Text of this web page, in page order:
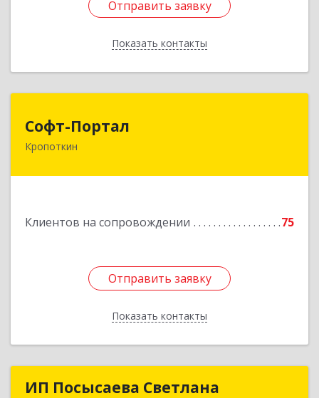
Отправить заявку
Показать контакты
Отправить заявку
Назад
Софт-Портал
Кропоткин
Клиентов на сопровождении 75
Отправить заявку
Показать контакты
352395, Краснодарский край, Кавказский р-н,
Отправить заявку
Назад
ИП Посысаева Светлана
ИП Посысаева Светлана